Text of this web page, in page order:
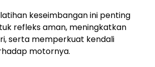
keseimbangan ini penting
refleks aman, meningkatkan
serta memperkuat kendali
motornya.